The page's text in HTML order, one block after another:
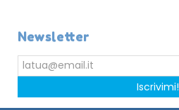
Newsletter
Iscrivimi!